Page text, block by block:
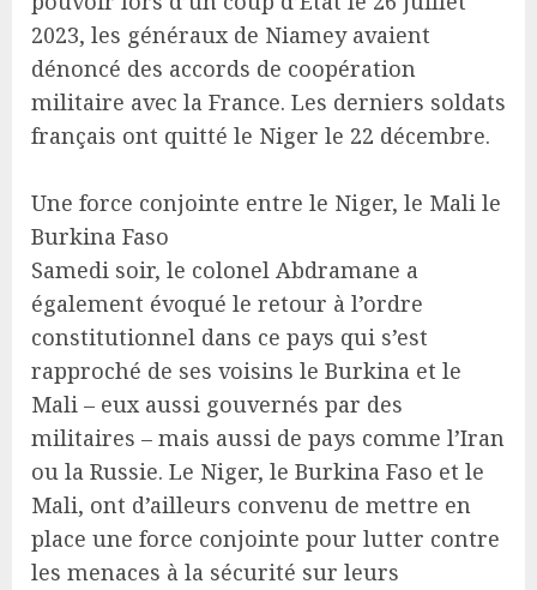
2023, les généraux de Niamey avaient
dénoncé des accords de coopération
militaire avec la France. Les derniers soldats
français ont quitté le Niger le 22 décembre.
Une force conjointe entre le Niger, le Mali le
Burkina Faso
Samedi soir, le colonel Abdramane a
également évoqué le retour à l’ordre
constitutionnel dans ce pays qui s’est
rapproché de ses voisins le Burkina et le
Mali – eux aussi gouvernés par des
militaires – mais aussi de pays comme l’Iran
ou la Russie. Le Niger, le Burkina Faso et le
Mali, ont d’ailleurs convenu de mettre en
place une force conjointe pour lutter contre
les menaces à la sécurité sur leurs